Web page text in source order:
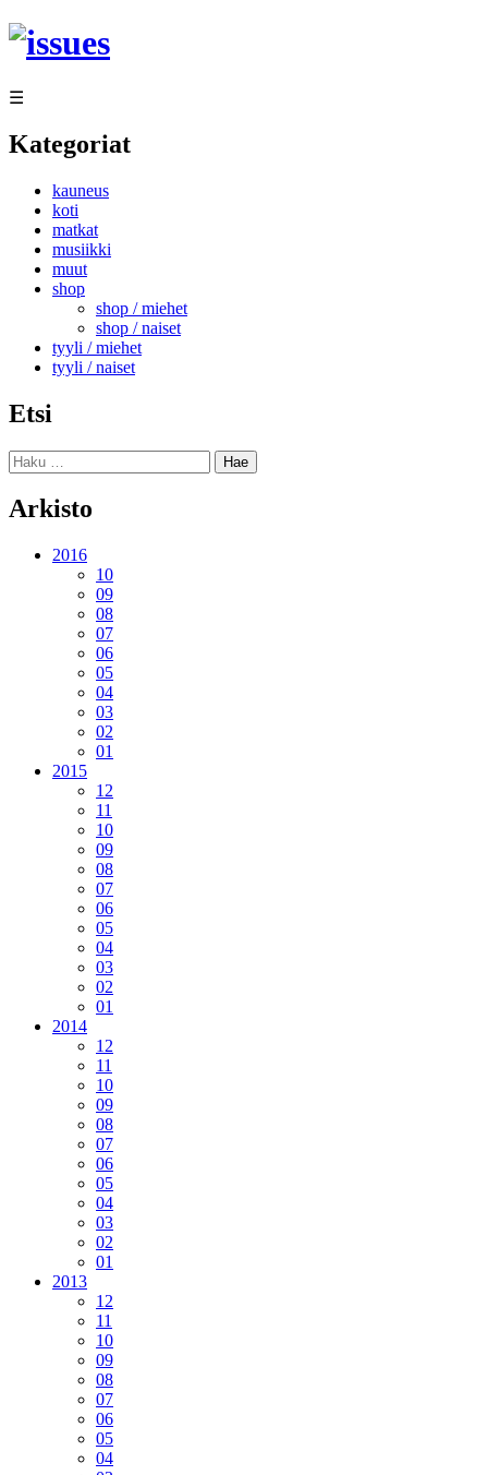
Siirry
sisältöön
☰
Kategoriat
kauneus
koti
matkat
musiikki
muut
shop
shop / miehet
shop / naiset
tyyli / miehet
tyyli / naiset
Etsi
Haku:
Arkisto
2016
10
09
08
07
06
05
04
03
02
01
2015
12
11
10
09
08
07
06
05
04
03
02
01
2014
12
11
10
09
08
07
06
05
04
03
02
01
2013
12
11
10
09
08
07
06
05
04